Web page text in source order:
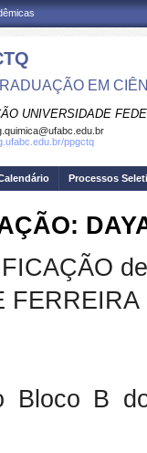
EM
UNIVERSIDADE
ppgctq
Processos
FERREIRA
Bloco B